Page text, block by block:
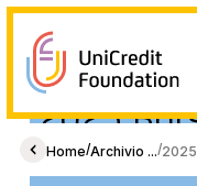
Home/Archivio .../
2025
Fanno &